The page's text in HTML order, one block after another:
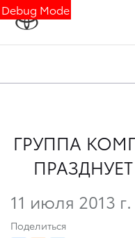
Debug Mode
ГРУППА
11 июля 2013 г.
Поделиться